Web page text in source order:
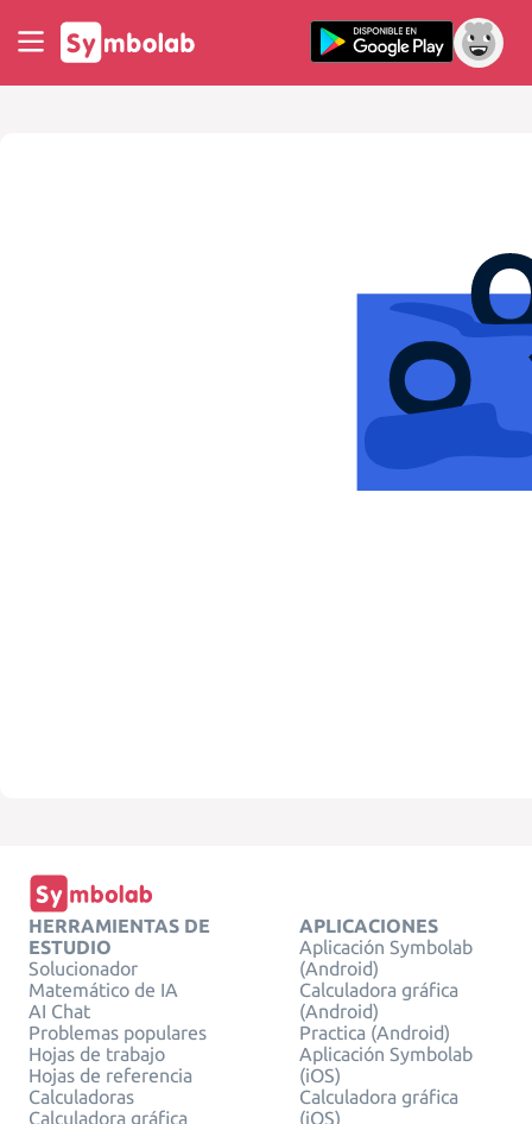
HERRAMIENTAS DE
ESTUDIO
Solucionador
Matemático de IA
AI Chat
Problemas populares
Hojas de trabajo
Hojas de referencia
Calculadoras
Calculadora gráfica
APLICACIONES
Aplicación Symbolab
(Android)
Calculadora gráfica
(Android)
Practica (Android)
Aplicación Symbolab
(iOS)
Calculadora gráfica
(iOS)